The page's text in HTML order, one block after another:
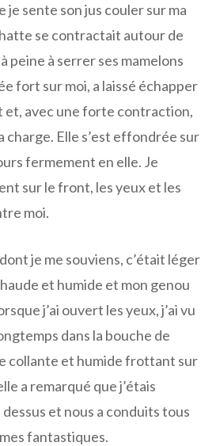
je sente son jus couler sur ma
se contractait autour de
peine à serrer ses mamelons
fort sur moi, a laissé échapper
et, avec une forte contraction,
charge. Elle s’est effondrée sur
fermement en elle. Je
sur le front, les yeux et les
moi.
je me souviens, c’était léger
et humide et mon genou
j’ai ouvert les yeux, j’ai vu
dans la bouche de
collante et humide frottant sur
a remarqué que j’étais
et nous a conduits tous
fantastiques.